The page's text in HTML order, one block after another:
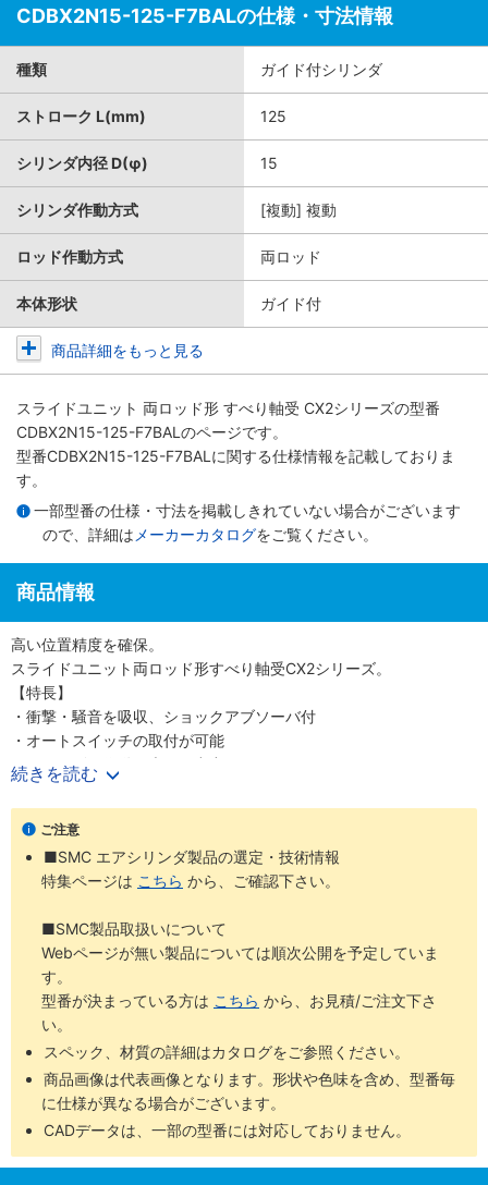
CDBX2N15-125-F7BALの仕様・寸法情報
種類 ガイド付シリンダ
ストローク L(mm) 125
シリンダ内径 D(φ) 15
シリンダ作動方式 [複動] 複動
ロッド作動方式 両ロッド
本体形状 ガイド付
商品詳細をもっと見る
スライドユニット 両ロッド形 すべり軸受 CX2シリーズの型番
CDBX2N15-125-F7BALのページです。
型番CDBX2N15-125-F7BALに関する仕様情報を記載しておりま
す。
一部型番の仕様・寸法を掲載しきれていない場合がございます
ので、詳細は メーカーカタログをご覧ください。
商品情報
高い位置精度を確保。
スライドユニット両ロッド形すべり軸受CX2シリーズ。
【特長】
・衝撃・騒音を吸収、ショックアブソーバ付
・オートスイッチの取付が可能
・スムーズな作動と大きな出力
・取付固定はハウジング、プレート部のどちらでも可能
続きを読む
ご注意
■SMC エアシリンダ製品の選定・技術情報
特集ページは こちら から、ご確認下さい。
■SMC製品取扱いについて
Webページが無い製品については順次公開を予定していま
す。
型番が決まっている方は こちら から、お見積/ご注文下さ
い。
スペック、材質の詳細はカタログをご参照ください。
商品画像は代表画像となります。形状や色味を含め、型番毎
に仕様が異なる場合がございます。
CADデータは、一部の型番には対応しておりません。